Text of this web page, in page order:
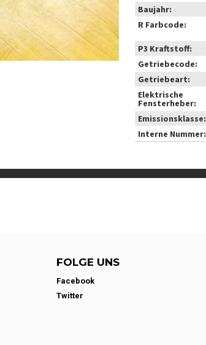
Baujahr:
R Farbcode:
P3 Kraftstoff:
Getriebecode:
Getriebeart:
Elektrische
Fensterheber:
Emissionsklasse:
Interne Nummer:
FOLGE UNS
Facebook
Twitter